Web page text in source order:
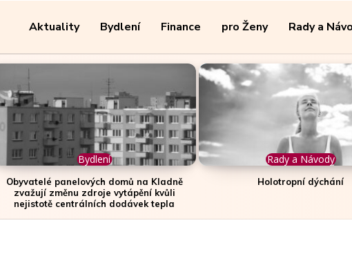
Aktuality Bydlení Finance pro Ženy Rady a
Bydlení
Obyvatelé panelových domů na Kladně
zvažují změnu zdroje vytápění kvůli
nejistotě centrálních dodávek tepla
Rady a Návody
Holotropní dýchání